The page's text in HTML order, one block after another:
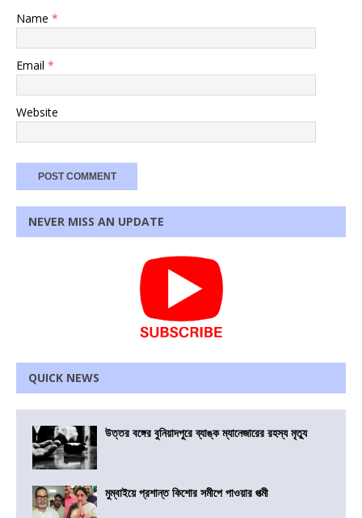
Name *
Email *
Website
NEVER MISS AN UPDATE
QUICK NEWS
উত্তর বঙ্গের বুনিয়াদপুরে ব্যাঙ্ক ম্যানেজারের রহস্য মৃত্যু
মুম্বাইয়ে প্রশান্ত কিশোর সমীপে পাওয়ার পত্মী